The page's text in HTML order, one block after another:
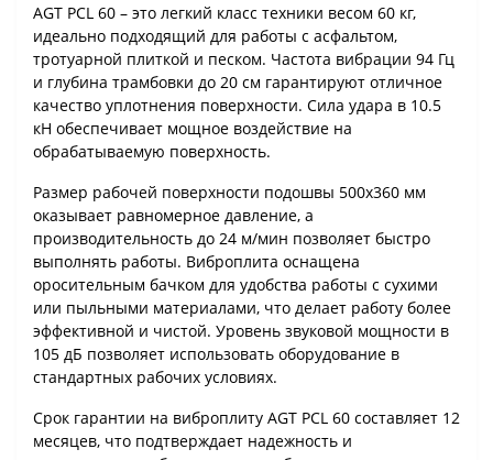
AGT PCL 60 – это легкий класс техники весом 60 кг,
идеально подходящий для работы с асфальтом,
тротуарной плиткой и песком. Частота вибрации 94 Гц
и глубина трамбовки до 20 см гарантируют отличное
качество уплотнения поверхности. Сила удара в 10.5
кН обеспечивает мощное воздействие на
обрабатываемую поверхность.
Размер рабочей поверхности подошвы 500x360 мм
оказывает равномерное давление, а
производительность до 24 м/мин позволяет быстро
выполнять работы. Виброплита оснащена
оросительным бачком для удобства работы с сухими
или пыльными материалами, что делает работу более
эффективной и чистой. Уровень звуковой мощности в
105 дБ позволяет использовать оборудование в
стандартных рабочих условиях.
Срок гарантии на виброплиту AGT PCL 60 составляет 12
месяцев, что подтверждает надежность и